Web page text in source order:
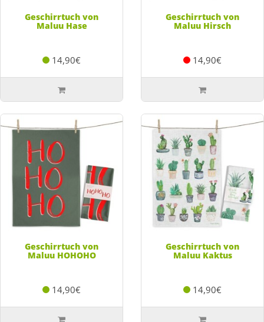
Geschirrtuch von
Maluu Hase
14,90€
Geschirrtuch von
Maluu Hirsch
14,90€
Geschirrtuch von
Maluu HOHOHO
14,90€
Geschirrtuch von
Maluu Kaktus
14,90€